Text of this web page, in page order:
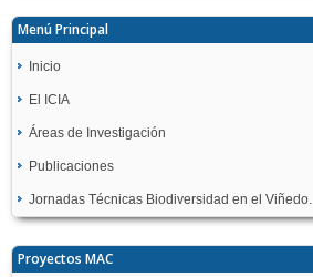
Menú Principal
Inicio
El ICIA
Áreas de Investigación
Publicaciones
Jornadas Técnicas Biodiversidad en el Viñedo.
Proyectos MAC